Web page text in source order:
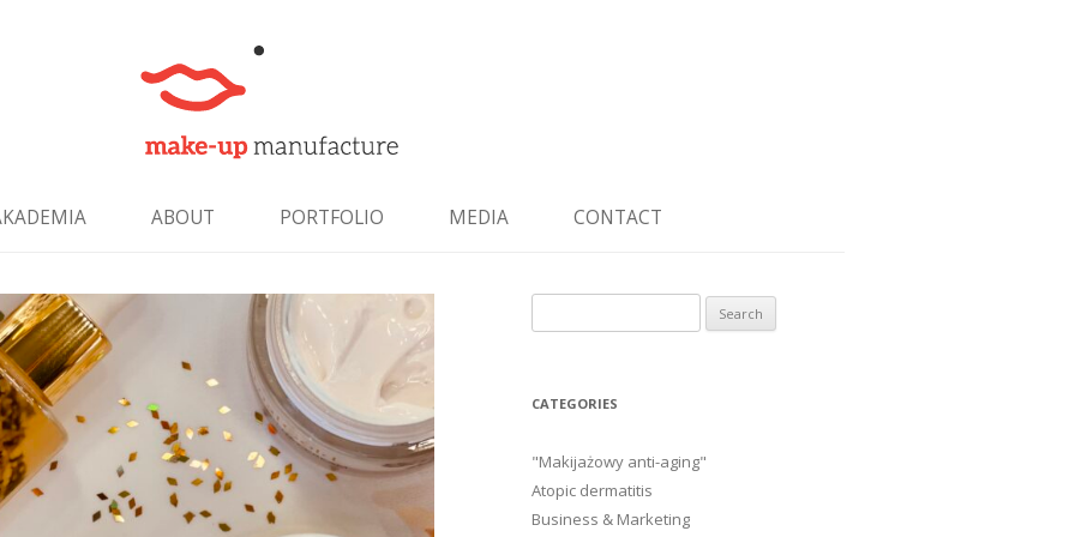
ABOUT PORTFOLIO MEDIA CONTACT
for:
CATEGORIES
"Makijażowy anti-aging"
Atopic dermatitis
Business & Marketing